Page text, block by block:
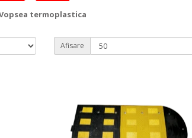
termoplastica
Afisare